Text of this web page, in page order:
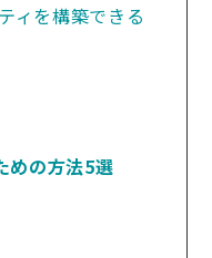
ィを構築できる
めの方法5選